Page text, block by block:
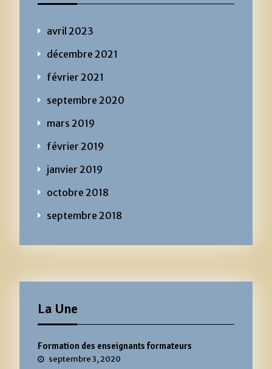
avril 2023
décembre 2021
février 2021
septembre 2020
mars 2019
février 2019
janvier 2019
octobre 2018
septembre 2018
La Une
Formation des enseignants formateurs
septembre 3, 2020